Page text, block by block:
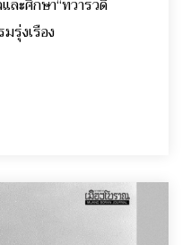
รุ่งเรือง